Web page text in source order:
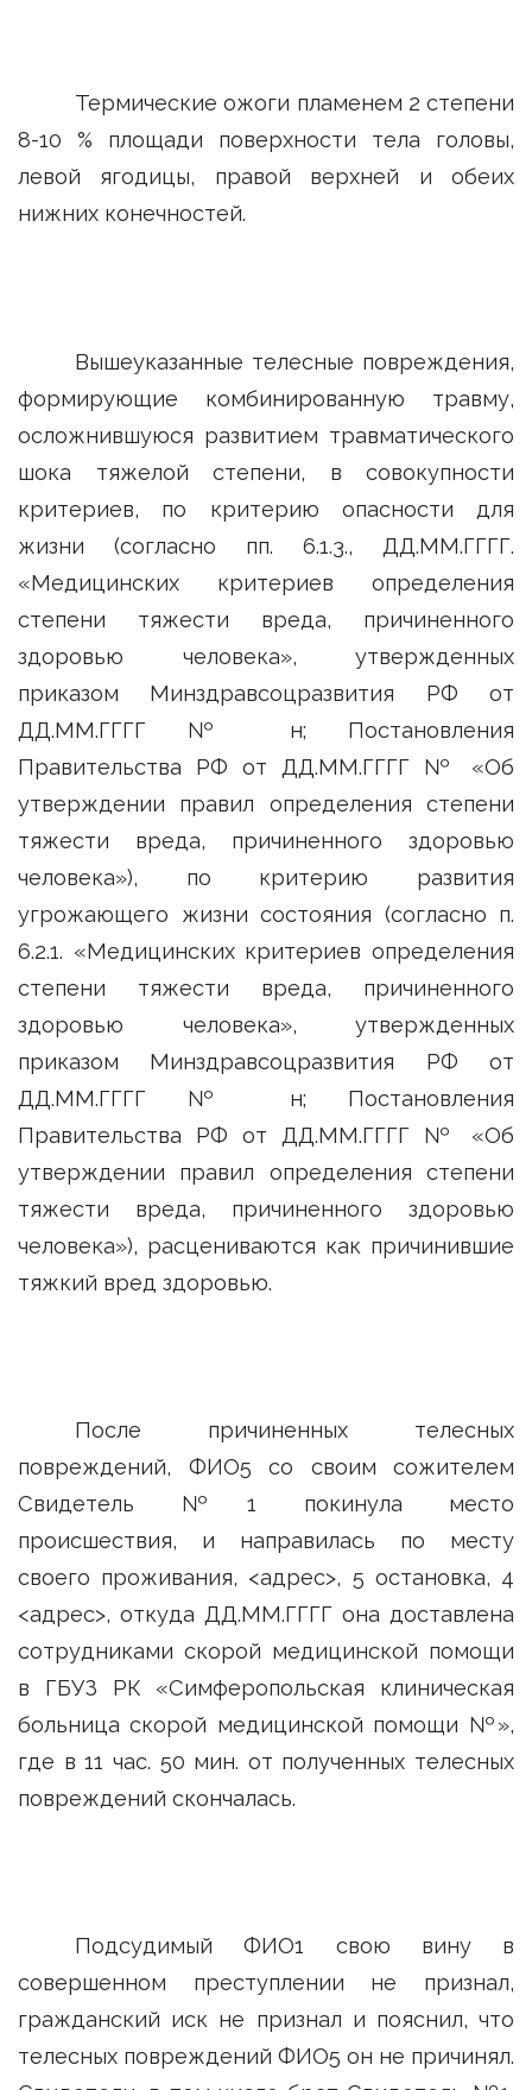
Термические ожоги пламенем 2 степени
8-10 % площади поверхности тела головы,
левой ягодицы, правой верхней и обеих
нижних конечностей.
Вышеуказанные телесные повреждения,
формирующие комбинированную травму,
осложнившуюся развитием травматического
шока тяжелой степени, в совокупности
критериев, по критерию опасности для
жизни (согласно пп. 6.1.3., ДД.ММ.ГГГГ.
«Медицинских критериев определения
степени тяжести вреда, причиненного
здоровью человека», утвержденных
приказом Минздравсоцразвития РФ от
ДД.ММ.ГГГГ № н; Постановления
Правительства РФ от ДД.ММ.ГГГГ № «Об
утверждении правил определения степени
тяжести вреда, причиненного здоровью
человека»), по критерию развития
угрожающего жизни состояния (согласно п.
6.2.1. «Медицинских критериев определения
степени тяжести вреда, причиненного
здоровью человека», утвержденных
приказом Минздравсоцразвития РФ от
ДД.ММ.ГГГГ № н; Постановления
Правительства РФ от ДД.ММ.ГГГГ № «Об
утверждении правил определения степени
тяжести вреда, причиненного здоровью
человека»), расцениваются как причинившие
тяжкий вред здоровью.
После причиненных телесных
повреждений, ФИО5 со своим сожителем
Свидетель №1 покинула место
происшествия, и направилась по месту
своего проживания, <адрес>, 5 остановка, 4
<адрес>, откуда ДД.ММ.ГГГГ она доставлена
сотрудниками скорой медицинской помощи
в ГБУЗ РК «Симферопольская клиническая
больница скорой медицинской помощи №»,
где в 11 час. 50 мин. от полученных телесных
повреждений скончалась.
Подсудимый ФИО1 свою вину в
совершенном преступлении не признал,
гражданский иск не признал и пояснил, что
телесных повреждений ФИО5 он не причинял.